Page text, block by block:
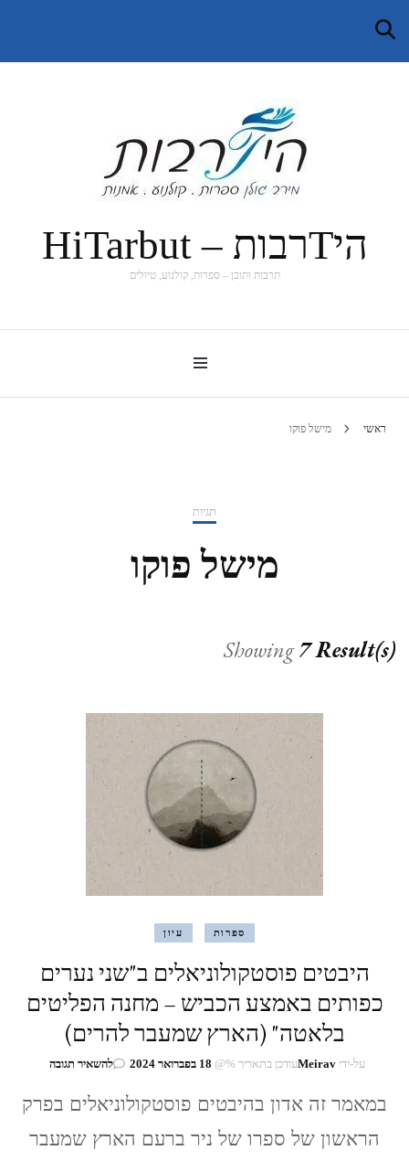
היTרבות – HiTarbut
תרבות ותוכן – ספרות, קולנוע, טיולים
ראשי מישל פוקו
תגיות
מישל פוקו
Showing7 Result(s)
ספרות עיון
היבטים פוסטקולוניאלים ב"שני נערים
כפותים באמצע הכביש – מחנה הפליטים
בלאטה" (הארץ שמעבר להרים)
על-ידי Meiravעודכן בתאריך %@ 18 בפברואר 2024 להשאיר תגובהבנושא
ב"שני
נערים
במאמר זה אדון בהיבטים פוסטקולוניאלים בפרק
הראשון של ספרו של ניר ברעם הארץ שמעבר